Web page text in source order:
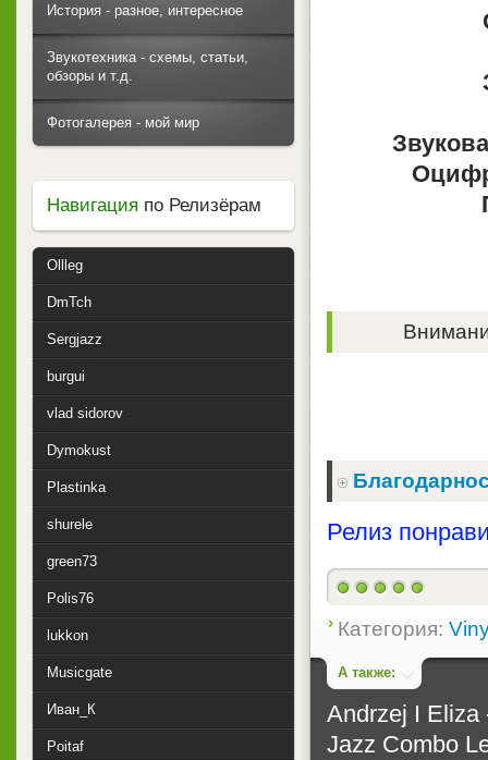
Релиз
Категория:
А также:
Andrzej I Eliza
Jazz Combo
История - разное, интересное
Звукотехника - схемы, статьи,
обзоры и т.д.
Фотогалерея - мой мир
Навигация по Релизёрам
Ollleg
DmTch
Sergjazz
burgui
vlad sidorov
Dymokust
Plastinka
shurele
green73
Polis76
lukkon
Musicgate
Иван_К
Poitaf